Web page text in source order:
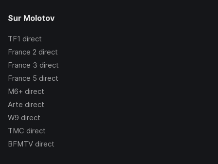
Sur Molotov
TF1 direct
France 2 direct
France 3 direct
France 5 direct
M6+ direct
Arte direct
W9 direct
TMC direct
BFMTV direct